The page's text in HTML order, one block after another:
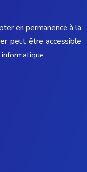
en permanence à la
peut être accessible